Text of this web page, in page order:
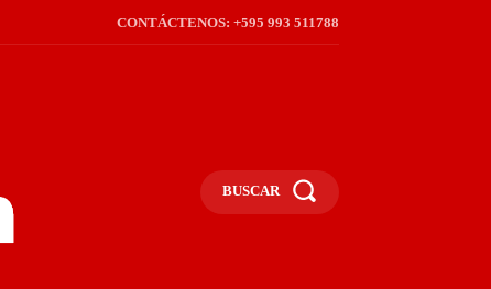
CONTÁCTENOS: +595 993 511788
BUSCAR